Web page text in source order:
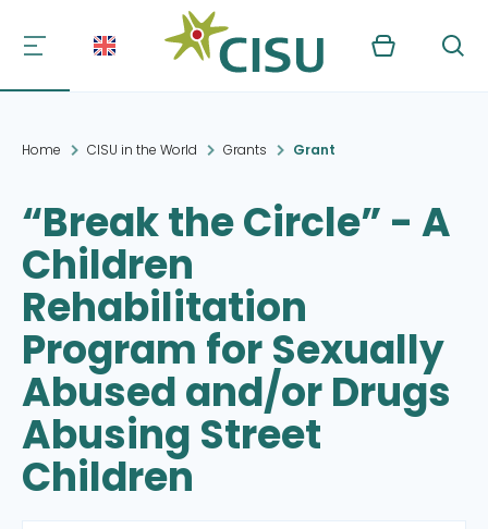
Kurv Søg
Home CISU in the World Grants Grant
“Break the Circle” - A
Children
Rehabilitation
Program for Sexually
Abused and/or Drugs
Abusing Street
Children